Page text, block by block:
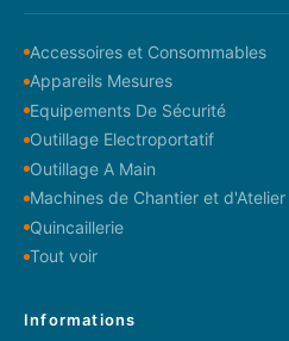
Accessoires et Consommables
Appareils Mesures
Equipements De Sécurité
Outillage Electroportatif
Outillage A Main
Machines de Chantier et d'Atelier
Quincaillerie
Tout voir
Informations